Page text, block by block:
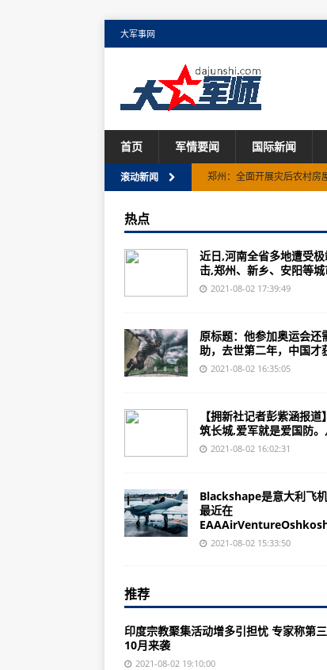
大军事网
首页 军情要闻 国际新闻
滚动新闻 郑州：全面开展灾后农村房
升国旗奏国歌！10分钟升起
中国航发“铸我中国心”微电
厦太完成第一架737-800客
中国国际航空广东分公司正
严守品质，三全食品构建安
猪的命才是命！美国加州新
科普：像导弹一样在飞行
实拍坠入大海的美军F-16战
他参加奥运会还需张学良资
韩媒：在西非海域遭绑架的4
苏炳添惊到外媒，韩媒把其
国际锐评丨美在中国周边搞“
东京一新冠重症患者遭约
新西兰总理就“黎明突袭”道歉
热点
近日,河南全省多地遭受
击,郑州、新乡、安阳等
2021-08-02 17:39:49
原标题：他参加奥运会还
助，去世第二年，中国才
2021-08-02 16:35:05
【拥新社记者彭紫涵报
筑长城,爱军就是爱国防
2021-08-02 16:02:31
Blackshape是意大利飞机
最近在
2021-08-02 15:33:50
推荐
印度宗教聚集活动增多引担忧 专家称第
10月来袭
2021-08-02 19:10:00